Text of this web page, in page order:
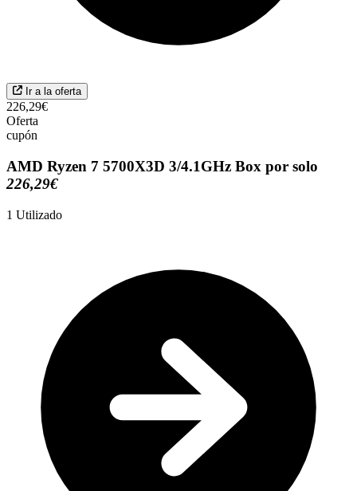
Ir a la oferta
226,29€
Oferta
cupón
AMD Ryzen 7 5700X3D 3/4.1GHz Box por solo
226,29€
1 Utilizado